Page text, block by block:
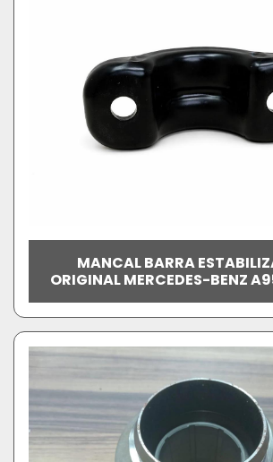
MANCAL BARRA
ORIGINAL MERCEDES-BENZ